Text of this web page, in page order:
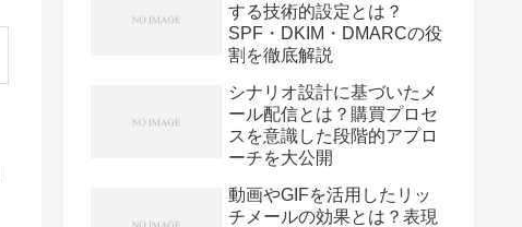
する技術的設定とは？
SPF・DKIM・DMARCの役
割を徹底解説
シナリオ設計に基づいたメ
ール配信とは？購買プロセ
スを意識した段階的アプロ
ーチを大公開
動画やGIFを活用したリッ
チメールの効果とは？表現